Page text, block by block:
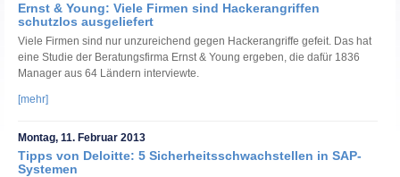
Ernst & Young: Viele Firmen sind Hackerangriffen
schutzlos ausgeliefert
Viele Firmen sind nur unzureichend gegen Hackerangriffe gefeit. Das hat
eine Studie der Beratungsfirma Ernst & Young ergeben, die dafür 1836
Manager aus 64 Ländern interviewte.
[mehr]
Montag, 11. Februar 2013
Tipps von Deloitte: 5 Sicherheitsschwachstellen in SAP-
Systemen